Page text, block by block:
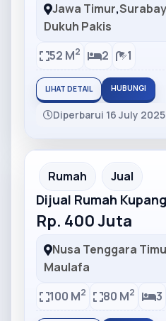
Jawa Timur,
Dukuh Pakis
52 M2 2 1
LIHAT DETAIL HUBUNGI
Diperbarui 16 July 2025
Partner Ad
Rumah Jual
Dijual Rumah Kupang
Rp. 400 Juta
Nusa Tenggara
Maulafa
100 M2 80 M2 3